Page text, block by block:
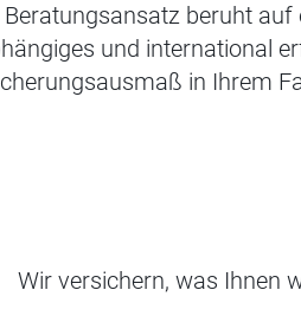
Beratungsansatz beruht
und international
in Ihrem
Wir versichern, was Ihnen